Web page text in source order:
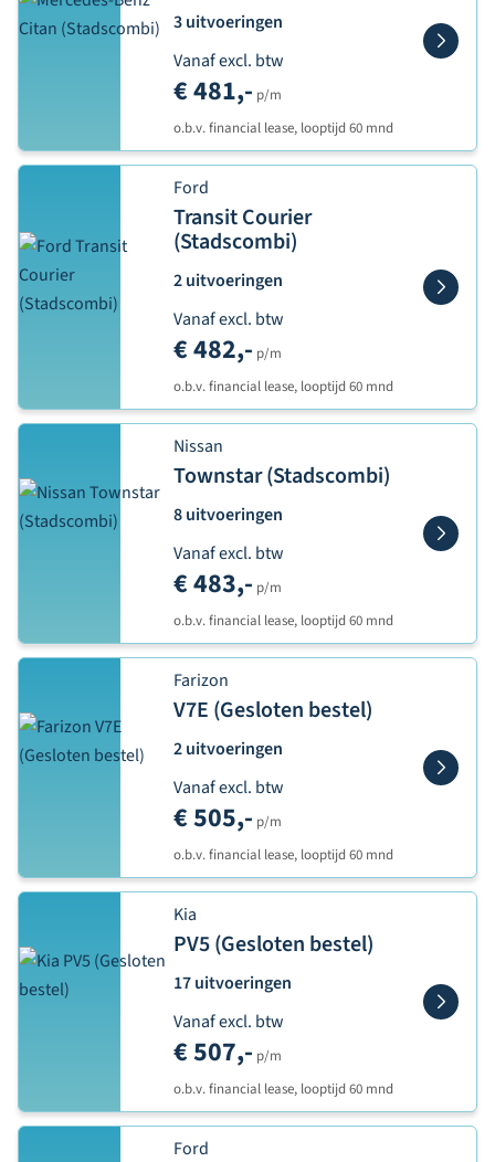
3 uitvoeringen
Vanaf excl. btw
€ 481,- p/m
o.b.v. financial lease, looptijd 60 mnd
Ford
Transit Courier
(Stadscombi)
2 uitvoeringen
Vanaf excl. btw
€ 482,- p/m
o.b.v. financial lease, looptijd 60 mnd
Nissan
Townstar (Stadscombi)
8 uitvoeringen
Vanaf excl. btw
€ 483,- p/m
o.b.v. financial lease, looptijd 60 mnd
Farizon
V7E (Gesloten bestel)
2 uitvoeringen
Vanaf excl. btw
€ 505,- p/m
o.b.v. financial lease, looptijd 60 mnd
Kia
PV5 (Gesloten bestel)
17 uitvoeringen
Vanaf excl. btw
€ 507,- p/m
o.b.v. financial lease, looptijd 60 mnd
Ford